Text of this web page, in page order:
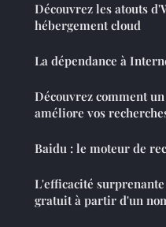
Découvrez les atouts
hébergement cloud
La dépendance à
Découvrez comment
améliore vos
Baidu : le moteur de
L'efficacité
gratuit à partir d'un